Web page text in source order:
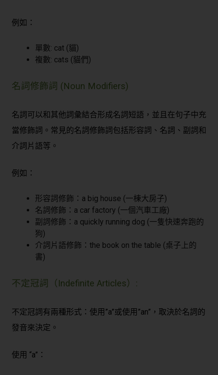
例如：
單數: cat (貓)
複數: cats (貓們)
名詞修飾詞 (Noun Modifiers)
名詞可以和其他詞彙結合形成名詞短語，並且在句子中充
當修飾詞。常見的名詞修飾詞包括形容詞、名詞、副詞和
介詞片語等。
例如：
形容詞修飾：a big house (一棟大房子)
名詞修飾：a car factory (一個汽車工廠)
副詞修飾：a quickly running dog (一隻快速奔跑的
狗)
介詞片語修飾：the book on the table (桌子上的
書)
不定冠詞（Indefinite Articles）:
不定冠詞有兩種形式：使用”a”或使用”an”，取決於名詞的
發音來決定。
使用 “a”：